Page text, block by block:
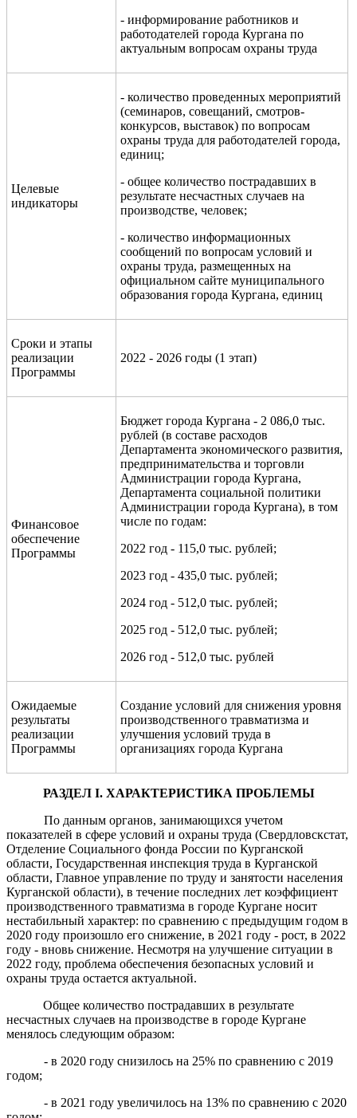
- информирование работников и
работодателей города Кургана по
актуальным вопросам охраны труда
Целевые
индикаторы
- количество проведенных мероприятий
(семинаров, совещаний, смотров-
конкурсов, выставок) по вопросам
охраны труда для работодателей города,
единиц;
- общее количество пострадавших в
результате несчастных случаев на
производстве, человек;
- количество информационных
сообщений по вопросам условий и
охраны труда, размещенных на
официальном сайте муниципального
образования города Кургана, единиц
Сроки и этапы
реализации
Программы
2022 - 2026 годы (1 этап)
Финансовое
обеспечение
Программы
Бюджет города Кургана - 2 086,0 тыс.
рублей (в составе расходов
Департамента экономического развития,
предпринимательства и торговли
Администрации города Кургана,
Департамента социальной политики
Администрации города Кургана), в том
числе по годам:
2022 год - 115,0 тыс. рублей;
2023 год - 435,0 тыс. рублей;
2024 год - 512,0 тыс. рублей;
2025 год - 512,0 тыс. рублей;
2026 год - 512,0 тыс. рублей
Ожидаемые
результаты
реализации
Программы
Создание условий для снижения уровня
производственного травматизма и
улучшения условий труда в
организациях города Кургана
РАЗДЕЛ I. ХАРАКТЕРИСТИКА ПРОБЛЕМЫ
По данным органов, занимающихся учетом
показателей в сфере условий и охраны труда (Свердловскстат,
Отделение Социального фонда России по Курганской
области, Государственная инспекция труда в Курганской
области, Главное управление по труду и занятости населения
Курганской области), в течение последних лет коэффициент
производственного травматизма в городе Кургане носит
нестабильный характер: по сравнению с предыдущим годом в
2020 году произошло его снижение, в 2021 году - рост, в 2022
году - вновь снижение. Несмотря на улучшение ситуации в
2022 году, проблема обеспечения безопасных условий и
охраны труда остается актуальной.
Общее количество пострадавших в результате
несчастных случаев на производстве в городе Кургане
менялось следующим образом:
- в 2020 году снизилось на 25% по сравнению с 2019
годом;
- в 2021 году увеличилось на 13% по сравнению с 2020